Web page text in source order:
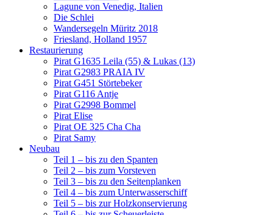
Lagune von Venedig, Italien
Die Schlei
Wandersegeln Müritz 2018
Friesland, Holland 1957
Restaurierung
Pirat G1635 Leila (55) & Lukas (13)
Pirat G2983 PRAIA IV
Pirat G451 Störtebeker
Pirat G116 Antje
Pirat G2998 Bommel
Pirat Elise
Pirat OE 325 Cha Cha
Pirat Samy
Neubau
Teil 1 – bis zu den Spanten
Teil 2 – bis zum Vorsteven
Teil 3 – bis zu den Seitenplanken
Teil 4 – bis zum Unterwasserschiff
Teil 5 – bis zur Holzkonservierung